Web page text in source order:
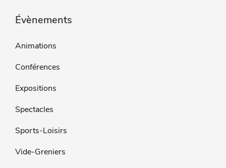
Évènements
Animations
Conférences
Expositions
Spectacles
Sports-Loisirs
Vide-Greniers